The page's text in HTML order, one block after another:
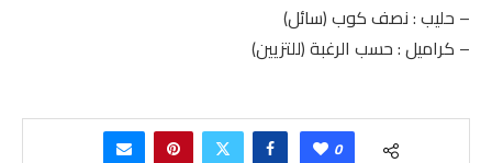
– حليب : نصف كوب (سائل)
– كراميل : حسب الرغبة (للتزيين)
0